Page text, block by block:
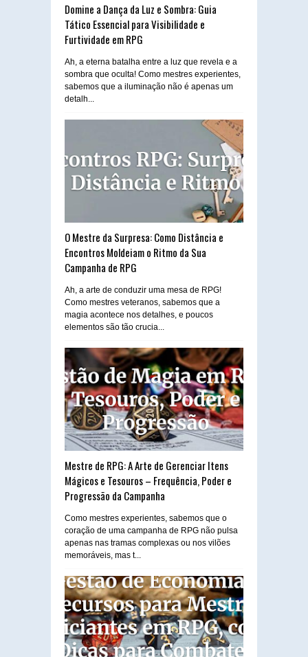
Domine a Dança da Luz e Sombra: Guia
Tático Essencial para Visibilidade e
Furtividade em RPG
Ah, a eterna batalha entre a luz que revela e a
sombra que oculta! Como mestres experientes,
sabemos que a iluminação não é apenas um
detalh...
O Mestre da Surpresa: Como Distância e
Encontros Moldeiam o Ritmo da Sua
Campanha de RPG
Ah, a arte de conduzir uma mesa de RPG!
Como mestres veteranos, sabemos que a
magia acontece nos detalhes, e poucos
elementos são tão crucia...
Mestre de RPG: A Arte de Gerenciar Itens
Mágicos e Tesouros – Frequência, Poder e
Progressão da Campanha
Como mestres experientes, sabemos que o
coração de uma campanha de RPG não pulsa
apenas nas tramas complexas ou nos vilões
memoráveis, mas t...